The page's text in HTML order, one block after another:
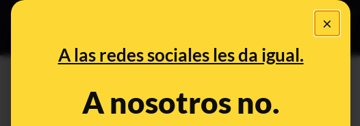
×
A las redes sociales les da igual.
A nosotros no.
Bulos Ceuta
PREBUNKING